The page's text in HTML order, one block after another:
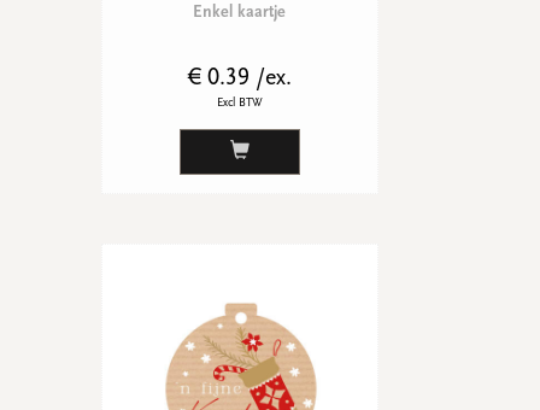
Enkel kaartje
€ 0.39 /ex.
Excl BTW